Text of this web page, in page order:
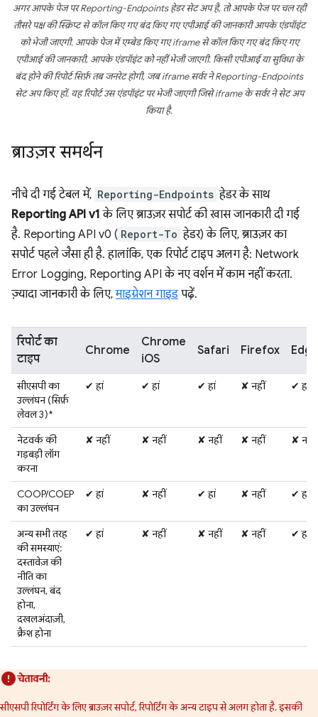
अगर आपके पेज पर Reporting-Endpoints हेडर सेट अप है, तो आपके पेज पर चल रही
तीसरे पक्ष की स्क्रिप्ट से कॉल किए गए बंद किए गए एपीआई की जानकारी आपके एंडपॉइंट
को भेजी जाएगी. आपके पेज में एम्बेड किए गए iframe से कॉल किए गए बंद किए गए
एपीआई की जानकारी, आपके एंडपॉइंट को नहीं भेजी जाएगी. किसी एपीआई या सुविधा के
बंद होने की रिपोर्ट सिर्फ़ तब जनरेट होगी, जब iframe सर्वर ने Reporting-Endpoints
सेट अप किए हों. यह रिपोर्ट उस एंडपॉइंट पर भेजी जाएगी जिसे iframe के सर्वर ने सेट अप
किया है.
ब्राउज़र समर्थन
नीचे दी गई टेबल में, Reporting-Endpoints हेडर के साथ
Reporting API v1 के लिए ब्राउज़र सपोर्ट की खास जानकारी दी गई
है. Reporting API v0 ( Report-To हेडर) के लिए, ब्राउज़र का
सपोर्ट पहले जैसा ही है. हालांकि, एक रिपोर्ट टाइप अलग है: Network
Error Logging, Reporting API के नए वर्शन में काम नहीं करता.
ज़्यादा जानकारी के लिए,माइग्रेशन गाइड पढ़ें.
रिपोर्ट का
टाइप
Chrome
Chrome
iOS
Safari Firefox Edge
सीएसपी का
उल्लंघन (सिर्फ़
लेवल 3)*
✔ हां ✔ हां ✔ हां ✘ नहीं ✔ हां
नेटवर्क की
गड़बड़ी लॉग
करना
✘ नहीं ✘ नहीं ✘ नहीं ✘ नहीं ✘ नहीं
COOP/COEP
का उल्लंघन
✔ हां ✘ नहीं ✔ हां ✘ नहीं ✔ हां
अन्य सभी तरह
की समस्याएं:
दस्तावेज़ की
नीति का
उल्लंघन, बंद
होना,
दखलअंदाज़ी,
क्रैश होना
✔ हां ✘ नहीं ✘ नहीं ✘ नहीं ✔ हां
चेतावनी:
सीएसपी रिपोर्टिंग के लिए ब्राउज़र सपोर्ट, रिपोर्टिंग के अन्य टाइप से अलग होता है. इसकी